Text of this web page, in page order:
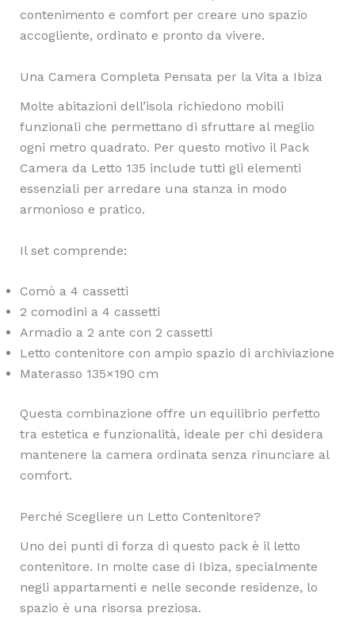
contenimento e comfort per creare uno spazio
accogliente, ordinato e pronto da vivere.
Una Camera Completa Pensata per la Vita a Ibiza
Molte abitazioni dell’isola richiedono mobili
funzionali che permettano di sfruttare al meglio
ogni metro quadrato. Per questo motivo il Pack
Camera da Letto 135 include tutti gli elementi
essenziali per arredare una stanza in modo
armonioso e pratico.
Il set comprende:
Comò a 4 cassetti
2 comodini a 4 cassetti
Armadio a 2 ante con 2 cassetti
Letto contenitore con ampio spazio di archiviazione
Materasso 135×190 cm
Questa combinazione offre un equilibrio perfetto
tra estetica e funzionalità, ideale per chi desidera
mantenere la camera ordinata senza rinunciare al
comfort.
Perché Scegliere un Letto Contenitore?
Uno dei punti di forza di questo pack è il letto
contenitore. In molte case di Ibiza, specialmente
negli appartamenti e nelle seconde residenze, lo
spazio è una risorsa preziosa.